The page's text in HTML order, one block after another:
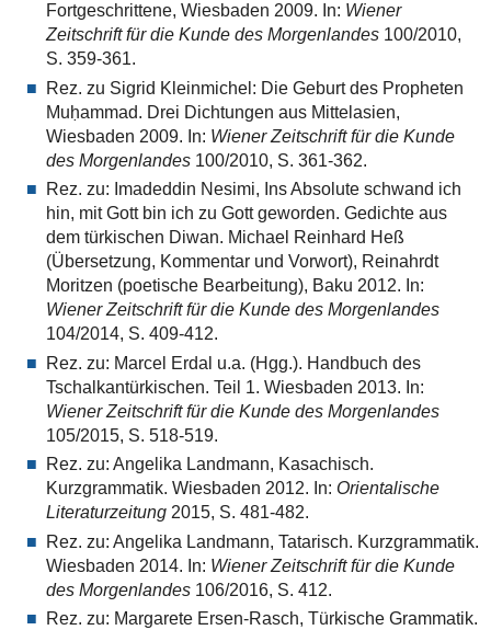
Fortgeschrittene, Wiesbaden 2009. In: Wiener
Zeitschrift für die Kunde des Morgenlandes100/2010,
S. 359-361.
Rez. zu Sigrid Kleinmichel: Die Geburt des Propheten
Muḥammad. Drei Dichtungen aus Mittelasien,
Wiesbaden 2009. In: Wiener Zeitschrift für die Kunde
des Morgenlandes100/2010, S. 361-362.
Rez. zu: Imadeddin Nesimi, Ins Absolute schwand ich
hin, mit Gott bin ich zu Gott geworden. Gedichte aus
dem türkischen Diwan. Michael Reinhard Heß
(Übersetzung, Kommentar und Vorwort), Reinahrdt
Moritzen (poetische Bearbeitung), Baku 2012. In:
Wiener Zeitschrift für die Kunde des Morgenlandes
104/2014, S. 409-412.
Rez. zu: Marcel Erdal u.a. (Hgg.). Handbuch des
Tschalkantürkischen. Teil 1. Wiesbaden 2013. In:
Wiener Zeitschrift für die Kunde des Morgenlandes
105/2015, S. 518-519.
Rez. zu: Angelika Landmann, Kasachisch.
Kurzgrammatik. Wiesbaden 2012. In: Orientalische
Literaturzeitung2015, S. 481-482.
Rez. zu: Angelika Landmann, Tatarisch. Kurzgrammatik.
Wiesbaden 2014. In: Wiener Zeitschrift für die Kunde
des Morgenlandes106/2016, S. 412.
Rez. zu: Margarete Ersen-Rasch, Türkische Grammatik.